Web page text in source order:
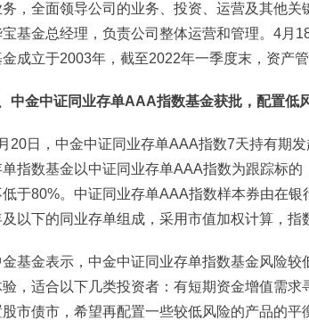
务，全面领导公司的业务、投资、运营及其他
宝基金总经理，负责公司整体运营和管理。4月
成立于2003年，截至2022年一季度末，资产
中金中证同业存单AAA指数基金获批，配置低
20日，中金中证同业存单AAA指数7天持有期
单指数基金以中证同业存单AAA指数为跟踪标
低于80%。中证同业存单AAA指数样本券由在
及以下的同业存单组成，采用市值加权计算，指
金基金表示，中金中证同业存单指数基金风险
验，适合以下几类投资者：有短期资金增值需
股市债市，希望再配置一些较低风险的产品的平